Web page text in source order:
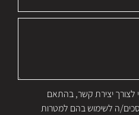
יצירת קשר, בהתאם
ה לשימוש בהם למטרות